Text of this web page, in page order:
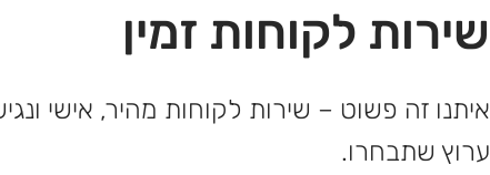
שירות לקוחות זמין
איתנו זה פשוט – שירות לקוחות מהיר, אישי
ערוץ שתבחרו.